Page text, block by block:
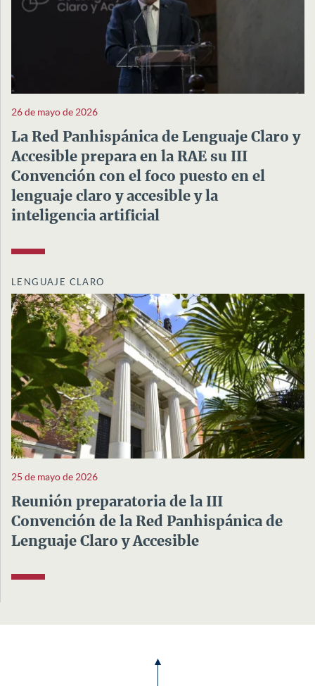
26 de mayo de 2026
La Red Panhispánica de Lenguaje Claro y
Accesible prepara en la RAE su III
Convención con el foco puesto en el
lenguaje claro y accesible y la
inteligencia artificial
LENGUAJE CLARO
25 de mayo de 2026
Reunión preparatoria de la III
Convención de la Red Panhispánica de
Lenguaje Claro y Accesible